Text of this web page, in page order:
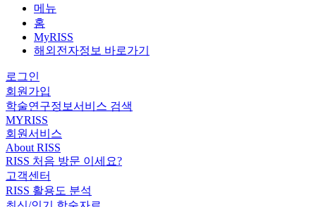
메뉴
홈
MyRISS
해외전자정보 바로가기
로그인
회원가입
학술연구정보서비스 검색
MYRISS
회원서비스
About RISS
RISS 처음 방문 이세요?
고객센터
RISS 활용도 분석